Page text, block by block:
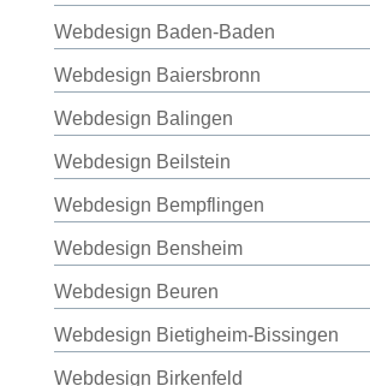
Webdesign Baden-Baden
Webdesign Baiersbronn
Webdesign Balingen
Webdesign Beilstein
Webdesign Bempflingen
Webdesign Bensheim
Webdesign Beuren
Webdesign Bietigheim-Bissingen
Webdesign Birkenfeld